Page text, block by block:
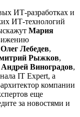
ИТ-разработках и
ИТ-технологий
Мария
Олег Лебедев,
Рыжков,
Андрей Виноградов,
IT Expert, а
компании
еще
за новостями и